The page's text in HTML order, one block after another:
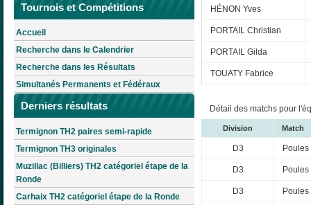
Tournois et Compétitions
Accueil
Recherche dans le Calendrier
Recherche dans les Résultats
Simultanés Permanents et Fédéraux
Derniers résultats
Termignon TH2 paires semi-rapide
Termignon TH3 originales
Muzillac (Billiers) TH2 catégoriel étape de la
Ronde
Carhaix TH2 catégoriel étape de la Ronde
HÉNON Yves
PORTAIL Christian
PORTAIL Gilda
TOUATY Fabrice
Détail des matchs pour
Division Match
D3 Poules
D3 Poules
D3 Poules